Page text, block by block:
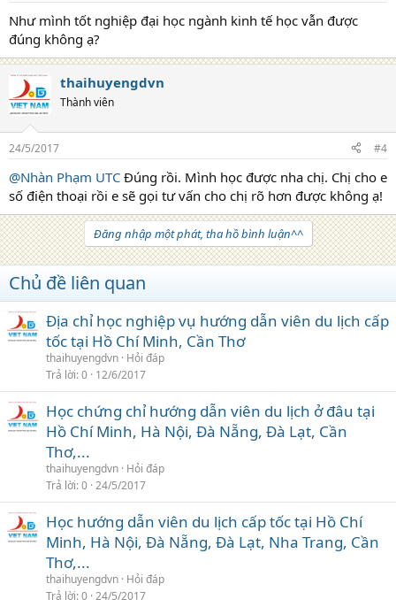
Như mình tốt nghiệp đại học ngành kinh tế học vẫn được
đúng không ạ?
thaihuyengdvn
Thành viên
24/5/2017 #4
@Nhàn Phạm UTC Đúng rồi. Mình học được nha chị. Chị cho e
số điện thoại rồi e sẽ gọi tư vấn cho chị rõ hơn được không ạ!
Đăng nhập một phát, tha hồ bình luận^^
Chủ đề liên quan
Địa chỉ học nghiệp vụ hướng dẫn viên du lịch cấp
tốc tại Hồ Chí Minh, Cần Thơ
thaihuyengdvn Hỏi đáp
Trả lời 0 12/6/2017
Học chứng chỉ hướng dẫn viên du lịch ở đâu tại
Hồ Chí Minh, Hà Nội, Đà Nẵng, Đà Lạt, Cần
Thơ,...
thaihuyengdvn Hỏi đáp
Trả lời 0 24/5/2017
Học hướng dẫn viên du lịch cấp tốc tại Hồ Chí
Minh, Hà Nội, Đà Nẵng, Đà Lạt, Nha Trang, Cần
Thơ,...
thaihuyengdvn Hỏi đáp
Trả lời 0 24/5/2017